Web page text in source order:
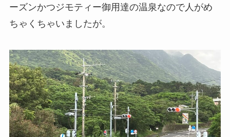
ーズンかつジモティー御用達の温泉なので人がめ
ちゃくちゃいましたが。